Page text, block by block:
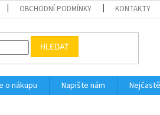
OBCHODNÍ PODMÍNKY KONTAKTY
HLEDAT
o nákupu Napište nám